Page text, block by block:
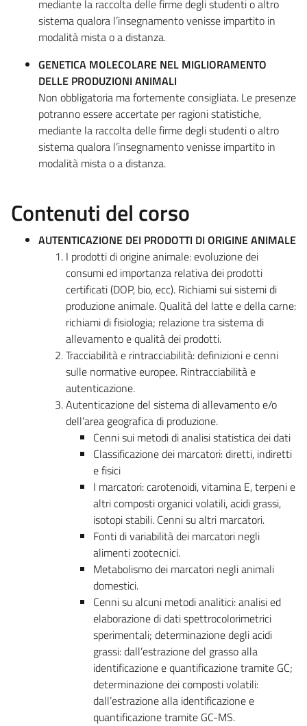
mediante la raccolta delle firme degli studenti o altro
sistema qualora l’insegnamento venisse impartito in
modalità mista o a distanza.
GENETICA MOLECOLARE NEL MIGLIORAMENTO
DELLE PRODUZIONI ANIMALI
Non obbligatoria ma fortemente consigliata. Le presenze
potranno essere accertate per ragioni statistiche,
mediante la raccolta delle firme degli studenti o altro
sistema qualora l’insegnamento venisse impartito in
modalità mista o a distanza.
Contenuti del corso
AUTENTICAZIONE DEI PRODOTTI DI ORIGINE ANIMALE
I prodotti di origine animale: evoluzione dei
consumi ed importanza relativa dei prodotti
certificati (DOP, bio, ecc). Richiami sui sistemi di
produzione animale. Qualità del latte e della carne:
richiami di fisiologia; relazione tra sistema di
allevamento e qualità dei prodotti.
Tracciabilità e rintracciabilità: definizioni e cenni
sulle normative europee. Rintracciabilità e
autenticazione.
Autenticazione del sistema di allevamento e/o
dell’area geografica di produzione.
Cenni sui metodi di analisi statistica dei dati
Classificazione dei marcatori: diretti, indiretti
e fisici
I marcatori: carotenoidi, vitamina E, terpeni e
altri composti organici volatili, acidi grassi,
isotopi stabili. Cenni su altri marcatori.
Fonti di variabilità dei marcatori negli
alimenti zootecnici.
Metabolismo dei marcatori negli animali
domestici.
Cenni su alcuni metodi analitici: analisi ed
elaborazione di dati spettrocolorimetrici
sperimentali; determinazione degli acidi
grassi: dall’estrazione del grasso alla
identificazione e quantificazione tramite GC;
determinazione dei composti volatili:
dall’estrazione alla identificazione e
quantificazione tramite GC-MS.